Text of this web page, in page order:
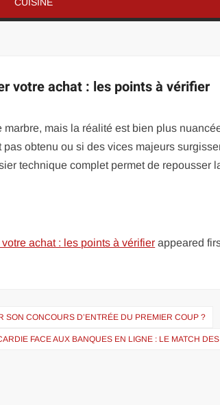
votre achat : les points à vérifier
mais la réalité est bien plus
obtenu ou si des vices majeurs
technique complet permet de repousser
achat : les points à vérifier appeared
SON CONCOURS D’ENTRÉE DU PREMIER COUP ?
FACE AUX BANQUES EN LIGNE : LE MATCH